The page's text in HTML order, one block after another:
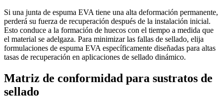
Si una junta de espuma EVA tiene una alta deformación permanente,
perderá su fuerza de recuperación después de la instalación inicial.
Esto conduce a la formación de huecos con el tiempo a medida que
el material se adelgaza. Para minimizar las fallas de sellado, elija
formulaciones de espuma EVA específicamente diseñadas para altas
tasas de recuperación en aplicaciones de sellado dinámico.
Matriz de conformidad para sustratos de
sellado